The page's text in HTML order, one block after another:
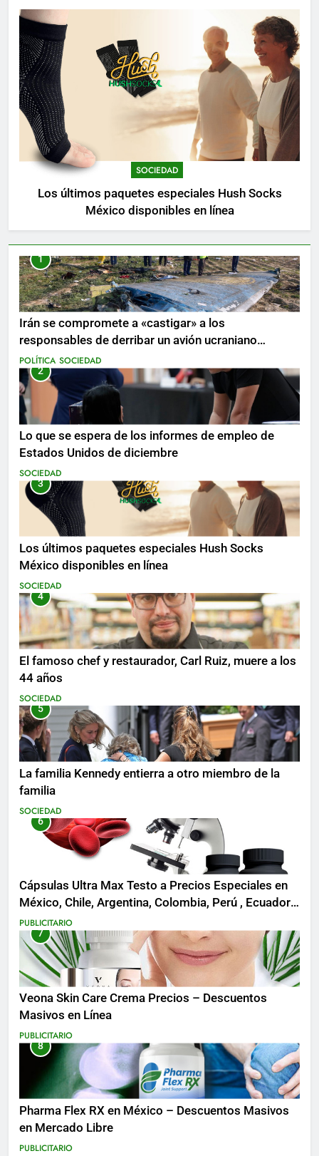
SOCIEDAD
Los últimos paquetes especiales Hush Socks
México disponibles en línea
1
Irán se compromete a «castigar» a los
responsables de derribar un avión ucraniano
mientras se realizan arrestos
POLÍTICA SOCIEDAD
2
Lo que se espera de los informes de empleo de
Estados Unidos de diciembre
SOCIEDAD
3
Los últimos paquetes especiales Hush Socks
México disponibles en línea
SOCIEDAD
4
El famoso chef y restaurador, Carl Ruiz, muere a los
44 años
SOCIEDAD
5
La familia Kennedy entierra a otro miembro de la
familia
SOCIEDAD
6
Cápsulas Ultra Max Testo a Precios Especiales en
México, Chile, Argentina, Colombia, Perú , Ecuador,
Costa Rica y Más
PUBLICITARIO
7
Veona Skin Care Crema Precios – Descuentos
Masivos en Línea
PUBLICITARIO
8
Pharma Flex RX en México – Descuentos Masivos
en Mercado Libre
PUBLICITARIO